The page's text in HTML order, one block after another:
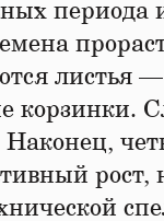
периода
листья
корзинки.
Наконец,
рост,